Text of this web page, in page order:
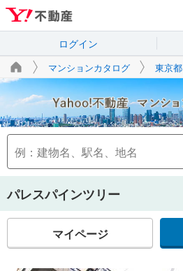
ログイン
マンションカタログ 東京都
パレスパインツリー
マイページ